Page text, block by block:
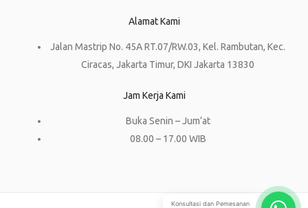
Alamat Kami
Jalan Mastrip No. 45A RT.07/RW.03, Kel. Rambutan, Kec.
Ciracas, Jakarta Timur, DKI Jakarta 13830
Jam Kerja Kami
Buka Senin – Jum’at
08.00 – 17.00 WIB
Konsultasi dan Pemesanan